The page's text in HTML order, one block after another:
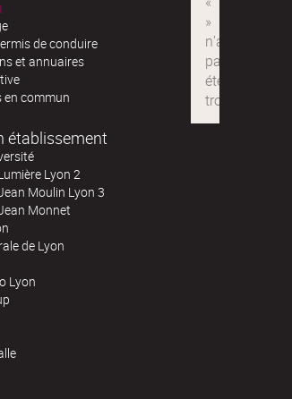
de conduire
et annuaires
commun
établissement
Lyon 2
Moulin Lyon 3
Monnet
de Lyon
Lyon